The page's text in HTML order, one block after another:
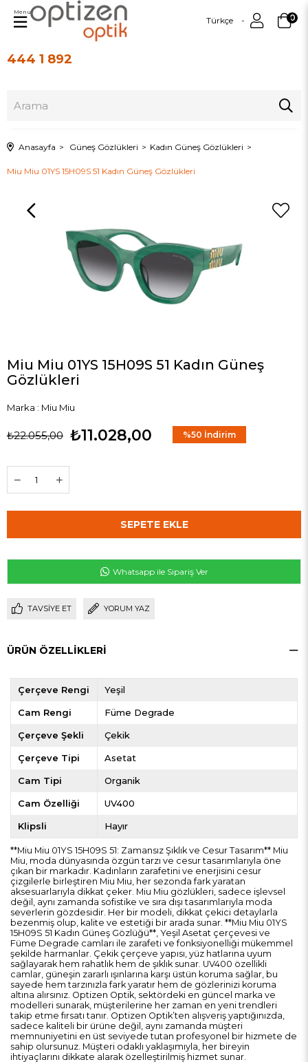
444 1 892
Türkçe 0
Menu
Anasayfa Güneş Gözlükleri Kadın Güneş Gözlükleri
Miu Miu 01YS 15H09S 51 Kadın Güneş Gözlükleri
Miu Miu 01YS 15H09S 51 Kadın Güneş
Gözlükleri
Marka : Miu Miu
₺22.055,00 ₺11.028,00 %50 İndirim
Whatsapp ile Sipariş Ver
TAVSIYE ET YORUM YAZ
ÜRÜN ÖZELLIKLERI
Çerçeve Rengi Yeşil
Cam Rengi Füme Degrade
Çerçeve Şekli Çekik
Çerçeve Tipi Asetat
Cam Tipi Organik
Cam Özelliği UV400
Klipsli Hayır
**Miu Miu 01YS 15H09S 51: Zamansız Şıklık ve Cesur Tasarım** Miu
Miu, moda dünyasında özgün tarzı ve cesur tasarımlarıyla öne
çıkan bir markadır. Kadınların zarafetini ve enerjisini cesur
çizgilerle birleştiren Miu Miu, her sezonda fark yaratan
aksesuarlarıyla dikkat çeker. Miu Miu gözlükleri, sadece işlevsel
değil, aynı zamanda sofistike ve sıra dışı tasarımlarıyla moda
severlerin gözdesidir. Her bir modeli, dikkat çekici detaylarla
bezenmiş olup, kalite ve estetiği bir arada sunar. **Miu Miu 01YS
15H09S 51 Kadın Güneş Gözlüğü**, Yeşil Asetat çerçevesi ve
Füme Degrade camları ile zarafeti ve fonksiyonelliği mükemmel
şekilde harmanlar. Çekik çerçeve yapısı, yüz hatlarına uyum
sağlayarak hem rahatlık hem de şıklık sunar. UV400 özellikli
camlar, güneşin zararlı ışınlarına karşı üstün koruma sağlar, bu
sayede hem tarzınızla fark yaratır hem de gözlerinizi koruma
altına alırsınız. Optizen Optik, sektördeki en güncel marka ve
modelleri sunarak, müşterilerine her zaman en yeni trendleri
takip etme fırsatı tanır. Optizen Optik’ten alışveriş yaptığınızda,
sadece kaliteli bir ürüne değil, aynı zamanda müşteri
memnuniyetini en üst seviyede tutan profesyonel bir hizmete de
sahip olursunuz. Müşteri odaklı yaklaşımıyla, her bireyin
ihtiyaçlarını dikkate alarak özelleştirilmiş hizmet sunar.